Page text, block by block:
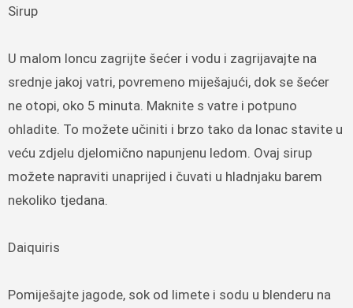
Sirup
U malom loncu zagrijte šećer i vodu i zagrijavajte na
srednje jakoj vatri, povremeno miješajući, dok se šećer
ne otopi, oko 5 minuta. Maknite s vatre i potpuno
ohladite. To možete učiniti i brzo tako da lonac stavite u
veću zdjelu djelomično napunjenu ledom. Ovaj sirup
možete napraviti unaprijed i čuvati u hladnjaku barem
nekoliko tjedana.
Daiquiris
Pomiješajte jagode, sok od limete i sodu u blenderu na